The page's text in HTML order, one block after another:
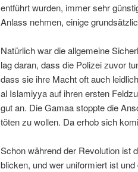
entführt wurden, immer sehr
Anlass nehmen, einige
Natürlich war die allgemeine
lag daran, dass die Polizei zuvor
dass sie ihre Macht oft auch
al Islamiyya auf ihren ersten
gut an. Die Gamaa stoppte die
töten zu wollen. Da erhob sich
Schon während der Revolution ist
blicken, und wer uniformiert ist